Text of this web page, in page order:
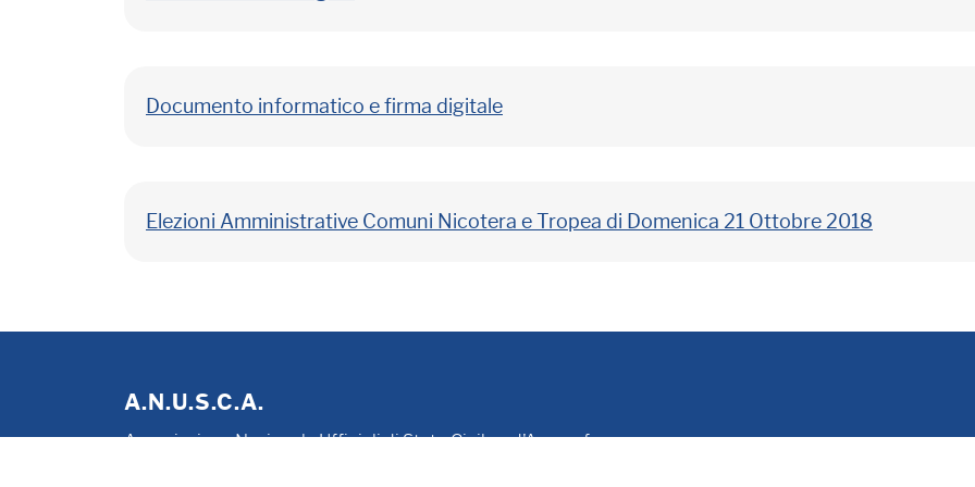
Documento informatico e firma digitale
Elezioni Amministrative Comuni Nicotera e Tropea di Domenica 21 Ottobre 2018
A.N.U.S.C.A.
Associazione Nazionale Ufficiali di Stato Civile e d'Anagrafe